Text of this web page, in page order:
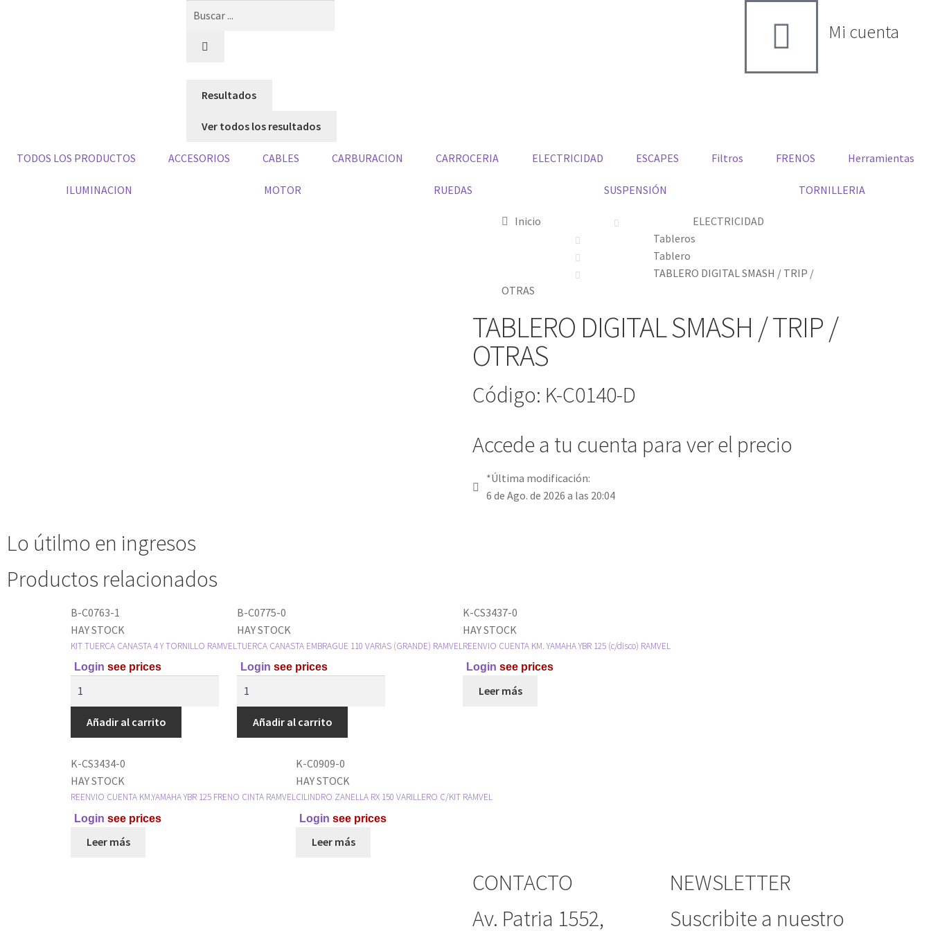
Resultados
Ver todos los resultados
Mi cuenta
TODOS LOS PRODUCTOS ACCESORIOS CABLES CARBURACION CARROCERIA ELECTRICIDAD ESCAPES Filtros FRENOS Herramientas
ILUMINACION MOTOR RUEDAS SUSPENSIÓN TORNILLERIA
Inicio
ELECTRICIDAD
Tableros
Tablero
TABLERO DIGITAL SMASH / TRIP /
OTRAS
TABLERO DIGITAL SMASH / TRIP /
OTRAS
Código: K-C0140-D
Accede a tu cuenta para ver el precio
*Última modificación:
6 de Ago. de 2026 a las 20:04
Lo útilmo en ingresos
Productos relacionados
B-C0763-1
HAY STOCK
KIT TUERCA CANASTA 4 Y TORNILLO RAMVEL
Login see prices
Añadir al carrito
B-C0775-0
HAY STOCK
TUERCA CANASTA EMBRAGUE 110 VARIAS (GRANDE) RAMVEL
Login see prices
Añadir al carrito
K-CS3437-0
HAY STOCK
REENVIO CUENTA KM. YAMAHA YBR 125 (c/disco) RAMVEL
Login see prices
Leer más
K-CS3434-0
HAY STOCK
REENVIO CUENTA KM.YAMAHA YBR 125 FRENO CINTA RAMVEL
Login see prices
Leer más
K-C0909-0
HAY STOCK
CILINDRO ZANELLA RX 150 VARILLERO C/KIT RAMVEL
Login see prices
Leer más
CONTACTO
Av. Patria 1552,
NEWSLETTER
Suscribite a nuestro